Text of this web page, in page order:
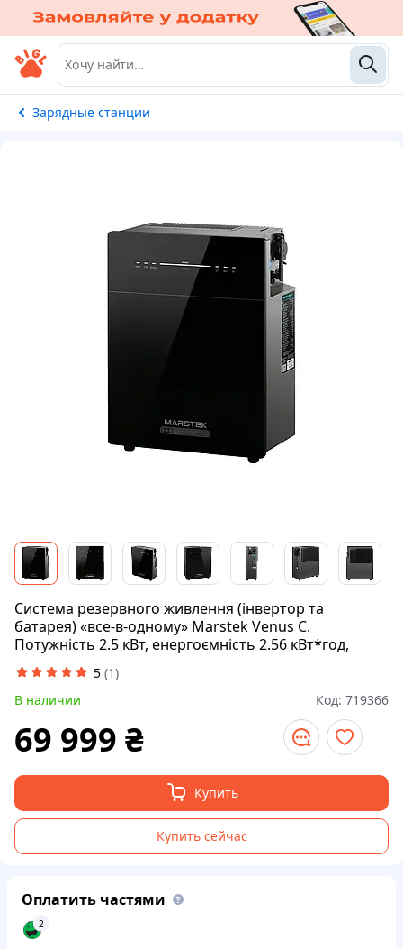
Зарядные станции
Система резервного живлення (інвертор та
батарея) «все-в-одному» Marstek Venus C.
Потужність 2.5 кВт, енергоємність 2.56 кВт*год,
5 (1)
В наличии
Код: 719366
69 999 ₴
Купить
Купить сейчас
Оплатить частями
2